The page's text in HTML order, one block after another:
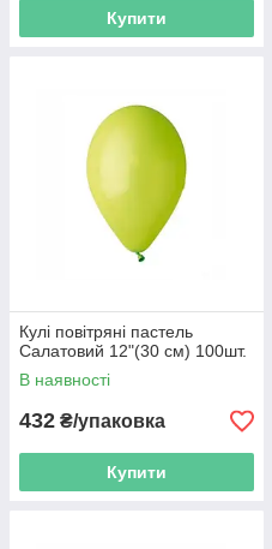
Купити
Кулі повітряні пастель
Салатовий 12"(30 см) 100шт.
В наявності
432 ₴/упаковка
Купити